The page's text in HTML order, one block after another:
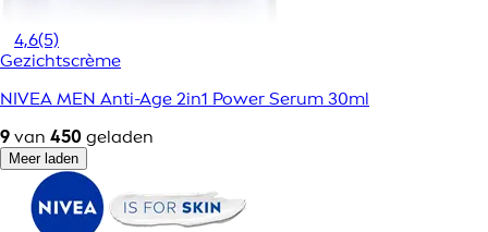
4,6(5)
Gezichtscrème
NIVEA MEN Anti-Age 2in1 Power Serum 30ml
9 van 450 geladen
Meer laden